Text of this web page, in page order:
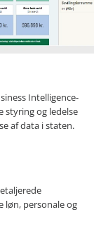
Intelligence-
styring og ledelse
af data i staten.
løn, personale og